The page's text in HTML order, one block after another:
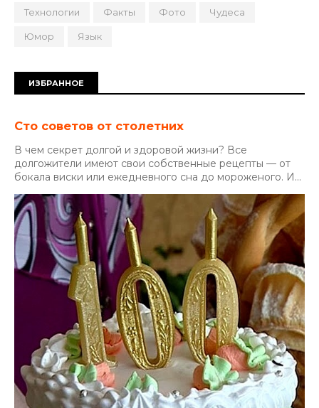
Технологии Факты Фото Чудеса
Юмор Язык
ИЗБРАННОЕ
Сто советов от столетних
В чем секрет долгой и здоровой жизни? Все
долгожители имеют свои собственные рецепты — от
бокала виски или ежедневного сна до мороженого. И...